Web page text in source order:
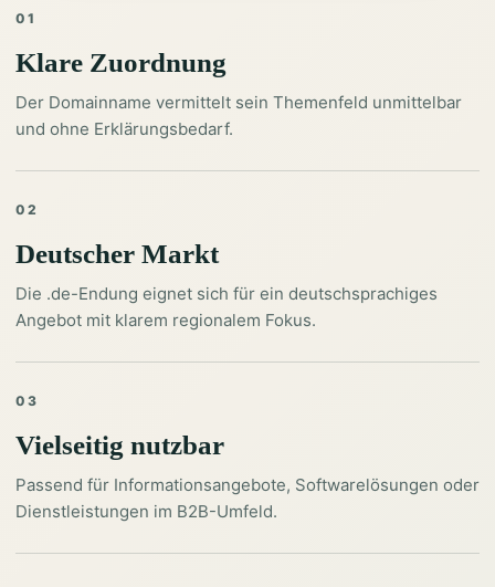
01
Klare Zuordnung
Der Domainname vermittelt sein Themenfeld unmittelbar
und ohne Erklärungsbedarf.
02
Deutscher Markt
Die .de-Endung eignet sich für ein deutschsprachiges
Angebot mit klarem regionalem Fokus.
03
Vielseitig nutzbar
Passend für Informationsangebote, Softwarelösungen oder
Dienstleistungen im B2B-Umfeld.